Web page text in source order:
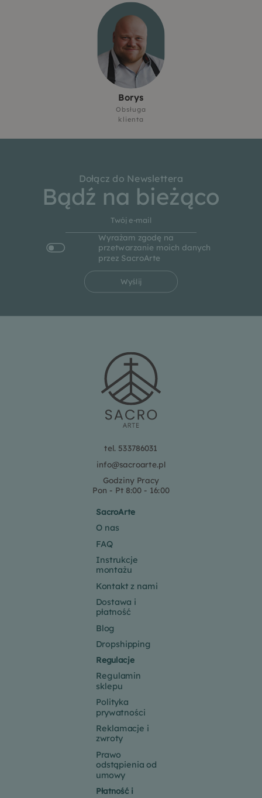
Borys
Obsługa
klienta
Dołącz do Newslettera
Bądź na bieżąco
Wyrażam zgodę na
przetwarzanie moich danych
przez SacroArte
Wyślij
tel. 533786031
info@sacroarte.pl
Godziny Pracy
Pon - Pt 8:00 - 16:00
SacroArte
O nas
FAQ
Instrukcje
montażu
Kontakt z nami
Dostawa i
płatność
Blog
Dropshipping
Regulacje
Regulamin
sklepu
Polityka
prywatności
Reklamacje i
zwroty
Prawo
odstąpienia od
umowy
Płatność i